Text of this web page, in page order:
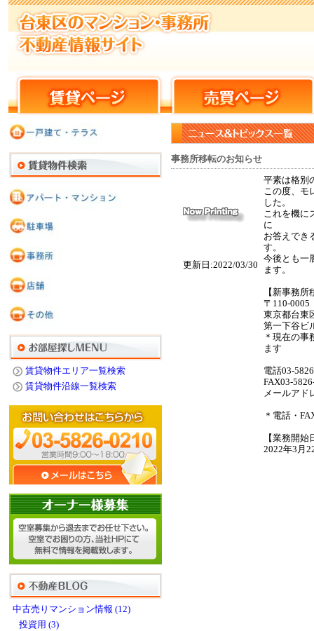
賃貸物件エリア一覧検索
賃貸物件沿線一覧検索
中古売りマンション情報 (12)
投資用 (3)
事務所移転のお知らせ
平素は格別
この度、モ
した。
これを機に
に
お答えでき
す。
今後とも一
ます。
【新事務所
〒110-0005
東京都台
第一下谷
＊現在の
ます
電話03-
FAX03-
メールア
＊電話・
【業務開始
2022年3月
更新日:2022/03/30